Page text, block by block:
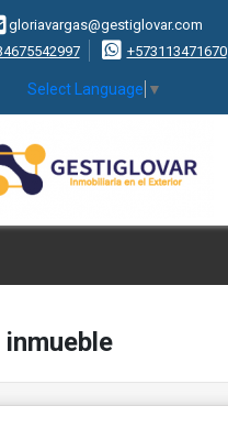
gloriavargas@gestiglovar.com
+573113471670
Select Language ▼